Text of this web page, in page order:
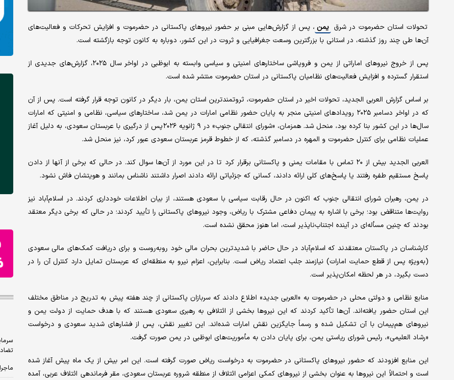
تحولات استان حضرموت در شرق یمن ، پس از گزارش‌هایی مبنی بر حضور نیروهای پاکستانی در حضرموت و افزایش تحرکات و فعالیت‌های
آن‌ها طی چند روز گذشته، در استانی با بزرگترین وسعت جغرافیایی و ثروت در این کشور، دوباره به کانون توجه بازگشته است.
پس از خروج نیروهای اماراتی از یمن و فروپاشی ساختارهای امنیتی و سیاسی وابسته به ابوظبی در اواخر سال ۲۰۲۵، گزارش‌های جدیدی از
استقرار گسترده و افزایش فعالیت‌های نظامیان پاکستانی در استان حضرموت منتشر شده است.
بر اساس گزارش العربی الجدید، تحولات اخیر در استان حضرموت، ثروتمندترین استان یمن، بار دیگر در کانون توجه قرار گرفته است. پس از آن
که در اواخر دسامبر ۲۰۲۵ رویدادهای امنیتی منجر به پایان حضور نظامی امارات در یمن شد، ساختارهای سیاسی، نظامی و امنیتی که امارات
سال‌ها در این کشور بنا کرده بود، منحل شد. همزمان، «شورای انتقالی جنوب» در ۹ ژانویه ۲۰۲۶ پس از درگیری با عربستان سعودی، به دلیل آغاز
عملیات نظامی برای کنترل حضرموت و المهره در دسامبر گذشته، که از خطوط قرمز عربستان سعودی عبور کرد، نیز منحل شد.
العربی الجدید بیش از ۲۰ تماس با مقامات یمنی و پاکستانی برقرار کرد تا در این مورد از آن‌ها سوال کند. در حالی که برخی از آنها از دادن
پاسخ مستقیم طفره رفتند یا پاسخ‌های کلی ارائه دادند، کسانی که جزئیاتی ارائه دادند اصرار داشتند ناشناس بمانند و هویتشان فاش نشود.
در یمن، رهبران شورای انتقالی جنوب که اکنون در حال رقابت سیاسی با سعودی هستند، از بیان اطلاعات خودداری کردند. در اسلام‌آباد نیز
روایت‌ها متناقض بود؛ برخی با اشاره به پیمان دفاعی مشترک با ریاض، وجود نیروهای پاکستانی را تأیید کردند؛ در حالی که برخی دیگر معتقد
بودند که چنین مسأله‌ای در آینده اجتناب‌ناپذیر است، اما هنوز محقق نشده است.
کارشناسان در پاکستان معتقدند که اسلام‌آباد در حال حاضر با شدیدترین بحران مالی خود روبه‌روست و برای دریافت کمک‌های مالی سعودی
(به‌ویژه پس از قطع حمایت امارات) نیازمند جلب اعتماد ریاض است. بنابراین، اعزام نیرو به منطقه‌ای که عربستان تمایل دارد کنترل آن را در
دست بگیرد، در هر لحظه امکان‌پذیر است.
منابع نظامی و دولتی محلی در حضرموت به «العربی جدید» اطلاع دادند که سربازان پاکستانی از چند هفته پیش به تدریج در مناطق مختلف
این استان حضور یافته‌اند. آن‌ها تأکید کردند که این نیروها بخشی از ائتلافی به رهبری سعودی هستند که با هدف حمایت از دولت یمن و
نیروهای هم‌پیمان با آن تشکیل شده و رسماً جایگزین نقش امارات شده‌اند. این تغییر نقش، پس از فشارهای شدید سعودی و درخواست
«رشاد العلیمی»، رئیس شورای ریاستی یمن، برای پایان دادن به مأموریت‌های ابوظبی در یمن صورت گرفت.
این منابع افزودند که حضور نیروهای پاکستانی در حضرموت به درخواست ریاض صورت گرفته است. این امر بیش از یک ماه پیش آغاز شده
است و احتمالاً این نیروها به عنوان بخشی از نیروهای کمکی اعزامی ائتلاف از منطقه شروره عربستان سعودی، مقر فرماندهی ائتلاف عربی، آمده